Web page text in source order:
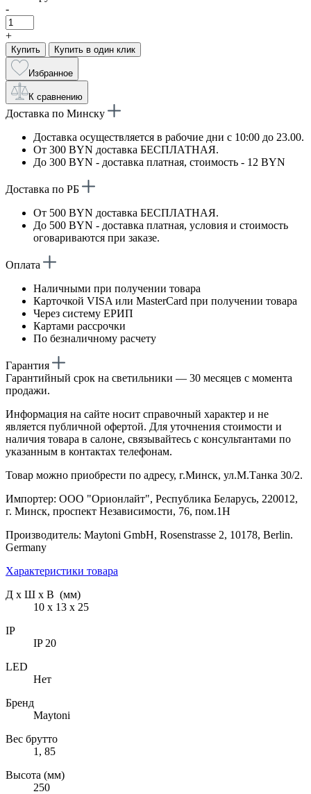
-
+
Купить Купить в один клик
Избранное
К сравнению
Доставка по Минску
Доставка осуществляется в рабочие дни с 10:00 до 23.00.
От 300 BYN доставка БЕСПЛАТНАЯ.
До 300 BYN - доставка платная, стоимость - 12 BYN
Доставка по РБ
От 500 BYN доставка БЕСПЛАТНАЯ.
До 500 BYN - доставка платная, условия и стоимость
оговариваются при заказе.
Оплата
Наличными при получении товара
Карточкой VISA или MasterCard при получении товара
Через систему ЕРИП
Картами рассрочки
По безналичному расчету
Гарантия
Гарантийный срок на светильники — 30 месяцев с момента
продажи.
Информация на сайте носит справочный характер и не
является публичной офертой. Для уточнения стоимости и
наличия товара в салоне, связывайтесь с консультантами по
указанным в контактах телефонам.
Товар можно приобрести по адресу, г.Минск, ул.М.Танка 30/2.
Импортер: ООО "Орионлайт", Республика Беларусь, 220012,
г. Минск, проспект Независимости, 76, пом.1Н
Производитель: Maytoni GmbH, Rosenstrasse 2, 10178, Berlin.
Germany
Характеристики товара
Д х Ш х В (мм)
10 х 13 х 25
IP
IP 20
LED
Нет
Бренд
Maytoni
Вес брутто
1, 85
Высота (мм)
250